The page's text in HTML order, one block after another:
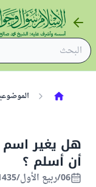
هل يغير اسم
أن أسلم ؟
06/ربيع الأول/1435 الموافق 07/يناير/2014